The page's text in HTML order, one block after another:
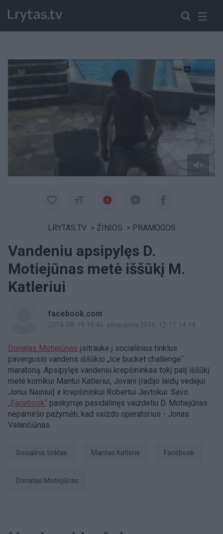
Paremkite Ukrainą
LRYTAS.TV > ŽINIOS > PRAMOGOS
Vandeniu apsipylęs D.
Motiejūnas metė iššūkį M.
Katleriui
facebook.com
2014-08-19 16:46, atnaujinta 2016-12-11 14:14
Donatas Motiejūnas įsitraukė į socialinius tinklus
pavergusio vandens iššūkio „Ice bucket challenge“
maratoną. Apsipylęs vandeniu krepšininkas tokį patį iššūkį
metė komikui Mantui Katleriui, Jovani (radijo laidų vedėjui
Jonui Nainiui) ir krepšininkui Robertui Javtokui. Savo
„Facebook“ paskyroje pasidalinęs vaizdeliu D. Motiejūnas
nepamiršo pažymėti, kad vaizdo operatorius - Jonas
Valančiūnas.
socialinis tinklas Mantas Katleris Facebook
Donatas Motiejūnas